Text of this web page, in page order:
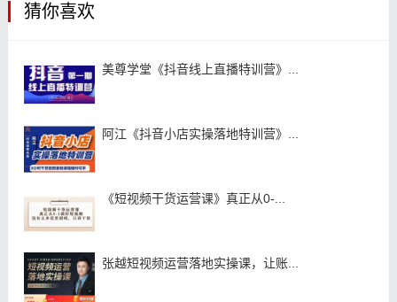
猜你喜欢
美尊学堂《抖音线上直播特训营》...
阿江《抖音小店实操落地特训营》...
《短视频干货运营课》真正从0-...
张越短视频运营落地实操课，让账...